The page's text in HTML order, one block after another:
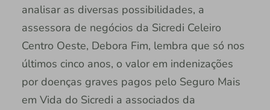
analisar as diversas possibilidades, a
assessora de negócios da Sicredi Celeiro
Centro Oeste, Debora Fim, lembra que só nos
últimos cinco anos, o valor em indenizações
por doenças graves pagos pelo Seguro Mais
em Vida do Sicredi a associados da